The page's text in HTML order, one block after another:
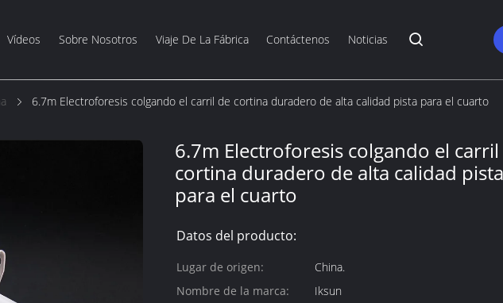
Vídeos Sobre Nosotros Viaje De La Fábrica Contáctenos Noticias
6.7m Electroforesis colgando el carril de cortina duradero de alta calidad pista para el cuarto
6.7m Electroforesis colgando el
cortina duradero de alta calidad pista
para el cuarto
Datos del producto:
Lugar de origen:
China.
Nombre de la marca:
Iksun